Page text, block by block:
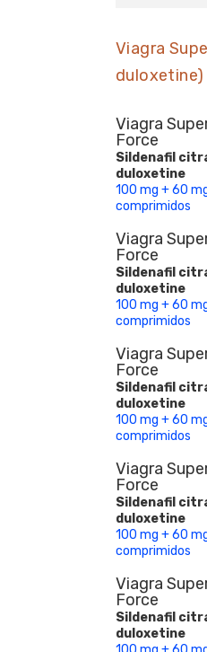
Viagra
duloxetine)
Viagra
Force
Sildenafil
duloxetine
100 mg + 60
comprimidos
Viagra
Force
Sildenafil
duloxetine
100 mg + 60
comprimidos
Viagra
Force
Sildenafil
duloxetine
100 mg + 60
comprimidos
Viagra
Force
Sildenafil
duloxetine
100 mg + 60
comprimidos
Viagra
Force
Sildenafil
duloxetine